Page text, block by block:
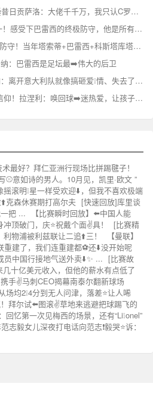
【今日精选剪辑】C罗迷弟实锤昔日贡萨洛：大佬千千万，我只认C罗⚽这⬆️一个
【赛事回顾】最⬅️强清道夫之一！感受下巴雷西的终极防守，他是所有前锋➡️的噩梦
[今日热门剪辑]⚽米兰史上最强防守！当年塔索蒂+巴雷西+科斯塔库塔+马尔⚽蒂尼
：巴雷西是足坛最➡️伟大的后卫
[今日超清片段]曼奇尼神级比喻：离开意大利队就像搞砸爱❕情、失去了最爱的⬅️女人！
【热点剪辑】重塑意大利足球信仰！拉涅利：唤回球➡️迷热爱，让孩子❗看见国家队！
最好？拜仁亚洲行现场比拼踢毽子！
⚾意如诗的男人。10月见，凯里·欧文 ”
滚明❕星一样受欢迎⬇️，但我不喜欢极端
克森休赛期打高尔夫 [快速回放]库里谈
把 ...
【比赛瞬时回放】⬅️中国人能
顶破门，庆⭐祝戴个面✌️具！
[比赛精
物浦被利兹联让二追⬆️三！
【曼联】
建了，我们连重建都⚽还⬇️没开始呢
员中国行接地气送外卖⬇️✨ ...
[比赛故
十亿美元收入，但他的薪水有点低了
手✌️马刺CEO揭幕南泰尔翻新球场
场均2❕4分到无人问津，落差⭐让人唏
！拜尔试⬅️图滚✌️草地来逃避把球踢飞的
忆第一次见梅西的场景，还有“Li❕onel”
志毅女儿深夜打电话向范志❗毅哭⭐诉：